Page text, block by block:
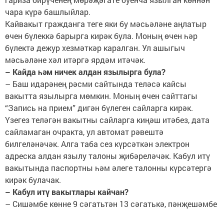
чара күрә башлыйлар.
Кайвакыт гражданга теге яки бу мәсьәләне аңлатыр
өчен бүлеккә барырга кирәк була. Моның өчен һәр
бүлектә дежур хезмәткәр каралган. Ул ашыгыч
мәсьәләне хәл итәргә ярдәм итәчәк.
– Кайда һәм ничек алдан язылырга була?
– Баш идарәнең рәсми сайтында теләсә кайсы
вакытта язылырга мөмкин. Моның өчен сайттагы
“Запись на прием” дигән бүлеген сайларга кирәк.
Үзегез теләгән вакытны сайларга киңәш итәбез, дата
сайламаган очракта, ул автомат рәвештә
билгеләнәчәк. Алга таба сез күрсәткән электрон
адреска алдан язылу талоны җибәреләчәк. Кабул итү
вакытында паспортны һәм әлеге талонны күрсәтергә
кирәк булачак.
– Кабул итү вакытлары кайчан?
– Сишәмбе көнне 9 сәгатьтән 13 сәгатькә, пәнҗешәмбе